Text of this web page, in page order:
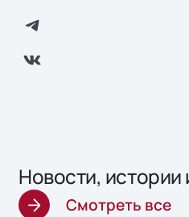
Новости, истории
Смотреть все